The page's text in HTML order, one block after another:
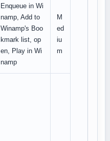
Enqueue in Wi
namp, Add to
Winamp's Boo
kmark list, op
en, Play in Wi
namp
M
ed
iu
m